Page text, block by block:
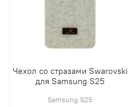
Чехол со стразами Swarovski
для Samsung S25
Samsung S25